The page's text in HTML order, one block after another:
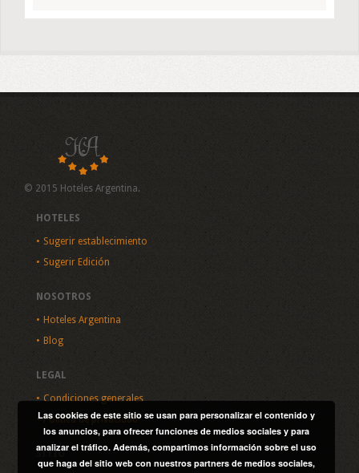
© 2015 Hoteles Argentina.
HOTELES
Sugerir establecimiento
Sugerir Edición
NOSOTROS
Hoteles Argentina
Blog
LEGAL
Condiciones generales
Política de privacidad
SITIO
Las cookies de este sitio se usan para personalizar el contenido y
los anuncios, para ofrecer funciones de medios sociales y para
analizar el tráfico. Además, compartimos información sobre el uso
que haga del sitio web con nuestros partners de medios sociales,